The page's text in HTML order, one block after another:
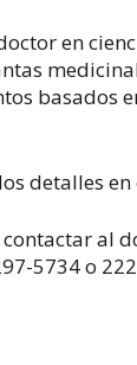
en
basados
detalles
al
5734 o